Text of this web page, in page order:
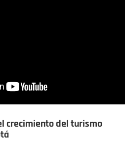
crecimiento del turismo